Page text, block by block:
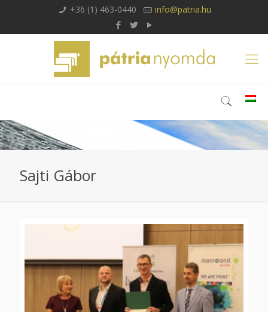
+36 (1) 463-0440 info@patria.hu
Sajti Gábor